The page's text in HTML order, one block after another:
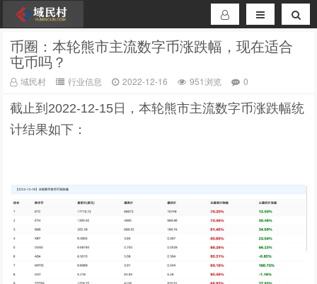
币圈：本轮熊市主流数字币涨跌幅，现在适合
屯币吗？
域民村 行业信息 2022-12-16 951浏览 0
截止到2022-12-15日，本轮熊市主流数字币涨跌幅统
计结果如下：